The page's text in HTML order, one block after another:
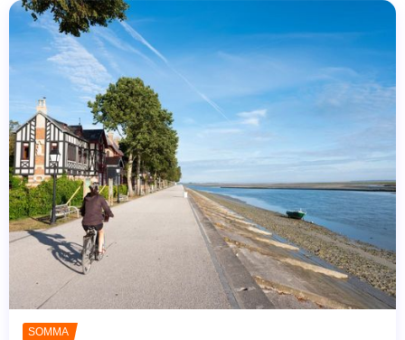
SOMMA